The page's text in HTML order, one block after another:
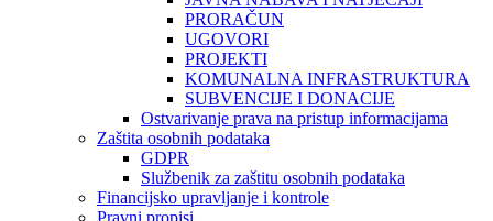
PRORAČUN
UGOVORI
PROJEKTI
KOMUNALNA INFRASTRUKTURA
SUBVENCIJE I DONACIJE
Ostvarivanje prava na pristup informacijama
Zaštita osobnih podataka
GDPR
Službenik za zaštitu osobnih podataka
Financijsko upravljanje i kontrole
Pravni propisi